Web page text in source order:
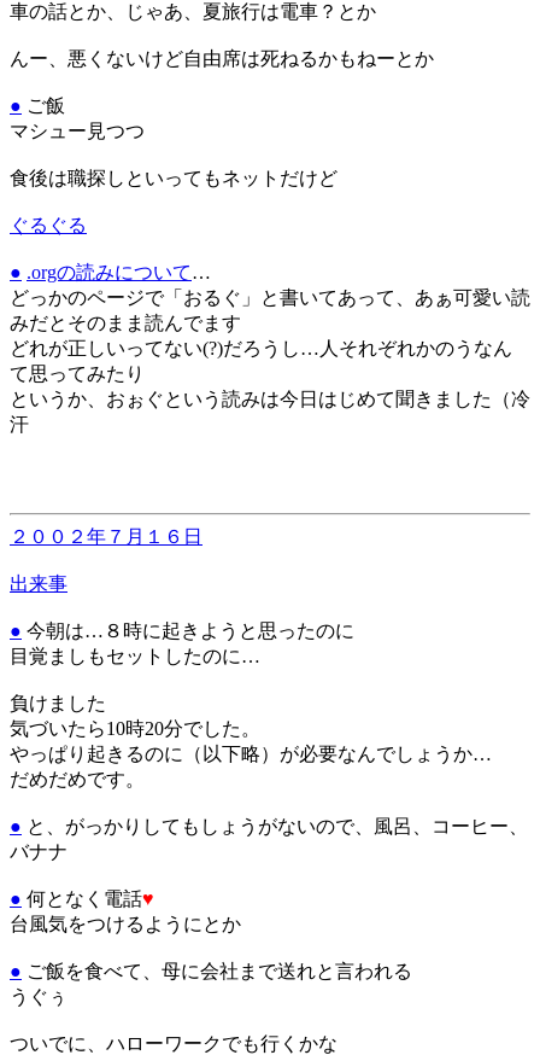
車の話とか、じゃあ、夏旅行は電車？とか
んー、悪くないけど自由席は死ねるかもねーとか
● ご飯
マシュー見つつ
食後は職探しといってもネットだけど
ぐるぐる
● .orgの読みについて…
どっかのページで「おるぐ」と書いてあって、あぁ可愛い読
みだとそのまま読んでます
どれが正しいってない(?)だろうし…人それぞれかのうなん
て思ってみたり
というか、おぉぐという読みは今日はじめて聞きました（冷
汗
２００２年７月１６日
出来事
● 今朝は…８時に起きようと思ったのに
目覚ましもセットしたのに…
負けました
気づいたら10時20分でした。
やっぱり起きるのに（以下略）が必要なんでしょうか…
だめだめです。
● と、がっかりしてもしょうがないので、風呂、コーヒー、
バナナ
● 何となく電話♥
台風気をつけるようにとか
● ご飯を食べて、母に会社まで送れと言われる
うぐぅ
ついでに、ハローワークでも行くかな